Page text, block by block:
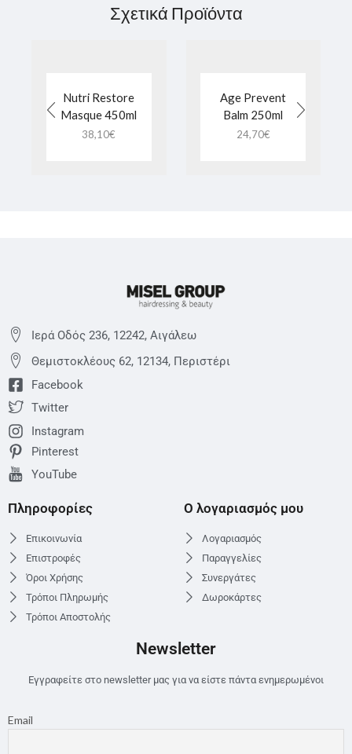
Σχετικά Προϊόντα
Nutri Restore
Masque 450ml
38,10€
Age Prevent
Balm 250ml
24,70€
Ιερά Οδός 236, 12242, Αιγάλεω
Θεμιστoκλέους 62, 12134, Περιστέρι
Facebook
Twitter
Instagram
Pinterest
YouTube
Πληροφορίες
Επικοινωνία
Επιστροφές
Όροι Χρήσης
Τρόποι Πληρωμής
Τρόποι Αποστολής
Ο λογαριασμός μου
Λογαριασμός
Παραγγελίες
Συνεργάτες
Δωροκάρτες
Newsletter
Εγγραφείτε στο newsletter μας για να είστε πάντα ενημερωμένοι
Email